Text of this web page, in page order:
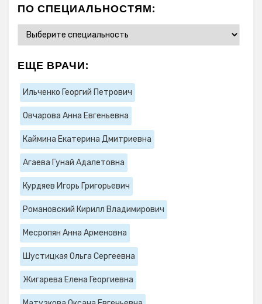
ПО СПЕЦИАЛЬНОСТЯМ:
ЕЩЕ ВРАЧИ:
Ильченко Георгий Петрович
Овчарова Анна Евгеньевна
Каймина Екатерина Дмитриевна
Агаева Гунай Адалетовна
Курдяев Игорь Григорьевич
Романовский Кирилл Владимирович
Месропян Анна Арменовна
Шустицкая Ольга Сергеевна
Жигарева Елена Георгиевна